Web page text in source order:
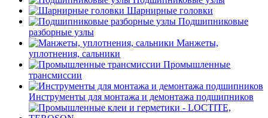
Шарнирные головки
Подшипниковые
разборные узлы
Манжеты,
уплотнения, сальники
Промышленные
трансмиссии
Инструменты для монтажа и демонтажа подшипников